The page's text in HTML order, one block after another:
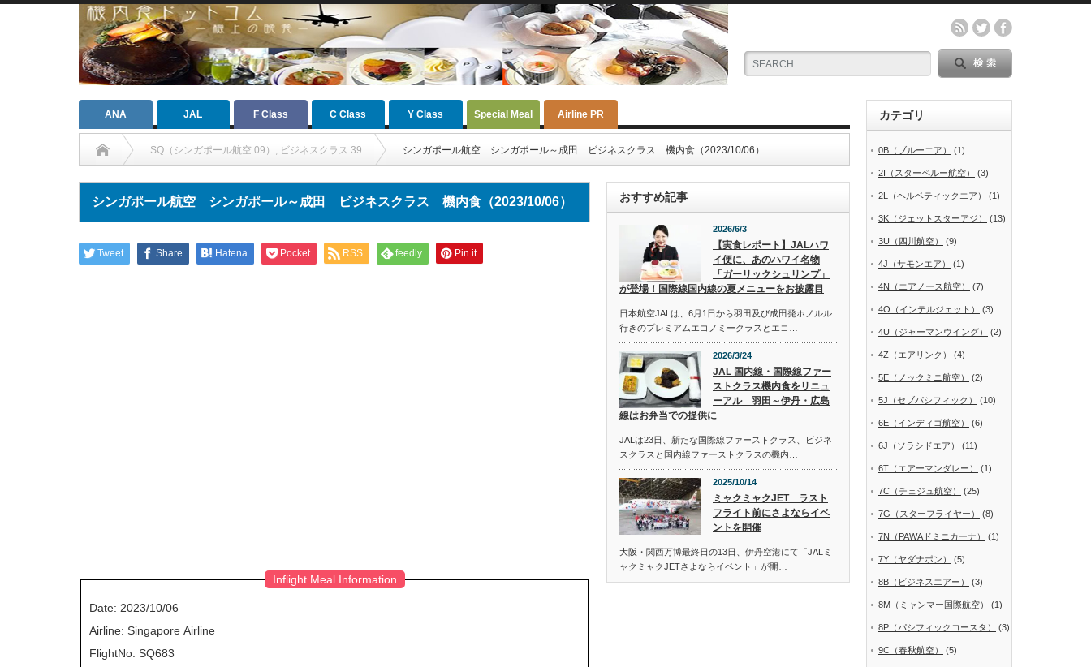
ANA JAL F Class C Class Y Class Special Meal Airline PR
SQ（シンガポール航空 09） , ビジネスクラス 39 シンガポール航空 シンガポール～成田 ビジネスクラス 機内食（2023/10/06）
シンガポール航空 シンガポール～成田 ビジネスクラス 機内食（2023/10/06）
Tweet Share Hatena Pocket RSS feedly Pin it
Inflight Meal Information
Date: 2023/10/06
Airline: Singapore Airline
FlightNo: SQ683
おすすめ記事
2026/6/3
【実食レポート】JALハワ
イ便に、あのハワイ名物
「ガーリックシュリンプ」
が登場！国際線国内線の夏メニューをお披露目
日本航空JALは、6月1日から羽田及び成田発ホノルル
行きのプレミアムエコノミークラスとエコ…
2026/3/24
JAL 国内線・国際線ファー
ストクラス機内食をリニュ
ーアル 羽田～伊丹・広島
線はお弁当での提供に
JALは23日、新たな国際線ファーストクラス、ビジネ
スクラスと国内線ファーストクラスの機内…
2025/10/14
ミャクミャクJET ラスト
フライト前にさよならイベ
ントを開催
大阪・関西万博最終日の13日、伊丹空港にて「JALミ
ャクミャクJETさよならイベント」が開…
カテゴリ
0B（ブルーエア） (1)
2I（スターペルー航空） (3)
2L（ヘルベティックエア） (1)
3K（ジェットスターアジ） (13)
3U（四川航空） (9)
4J（サモンエア） (1)
4N（エアノース航空） (7)
4O（インテルジェット） (3)
4U（ジャーマンウイング） (2)
4Z（エアリンク） (4)
5E（ノックミニ航空） (2)
5J（セブパシフィック） (10)
6E（インディゴ航空） (6)
6J（ソラシドエア） (11)
6T（エアーマンダレー） (1)
7C（チェジュ航空） (25)
7G（スターフライヤー） (8)
7N（PAWAドミニカーナ） (1)
7Y（ヤダナポン） (5)
8B（ビジネスエアー） (3)
8M（ミャンマー国際航空） (1)
8P（パシフィックコースタ） (3)
9C（春秋航空） (5)